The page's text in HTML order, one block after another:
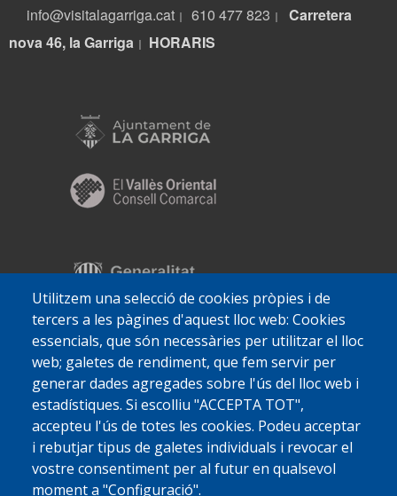
Utilitzem una selecció de cookies pròpies i de
tercers a les pàgines d'aquest lloc web: Cookies
essencials, que són necessàries per utilitzar el lloc
web; galetes de rendiment, que fem servir per
generar dades agregades sobre l'ús del lloc web i
estadístiques. Si escolliu "ACCEPTA TOT",
accepteu l'ús de totes les cookies. Podeu acceptar
i rebutjar tipus de galetes individuals i revocar el
vostre consentiment per al futur en qualsevol
moment a "Configuració".
info@visitalagarriga.cat 610 477 823
Carretera
nova 46, la Garriga
HORARIS